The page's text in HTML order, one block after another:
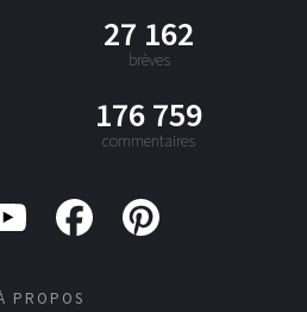
27 162
brèves
176 759
commentaires
PROPOS